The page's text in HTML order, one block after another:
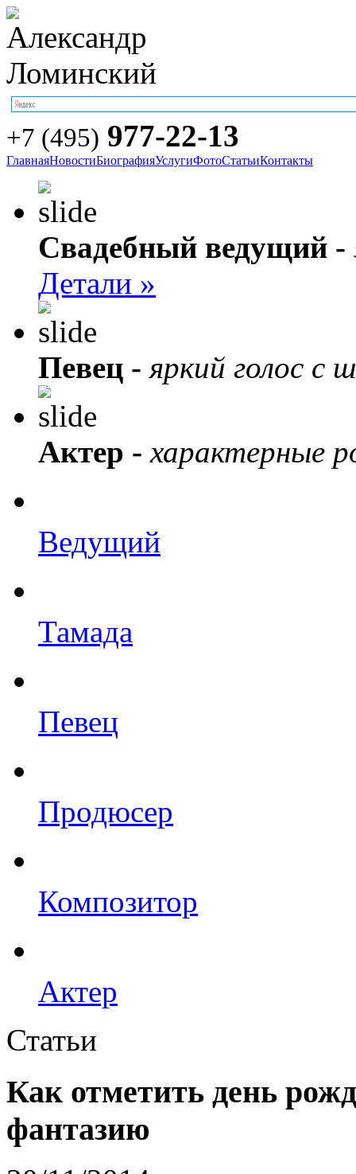
+7 (495) 977-22-13
ГлавнаяНовостиБиографияУслугиФотоСтатьиКонтакты
Свадебный ведущий -
Детали »
Певец - яркий голос с
Актер - характерные
Ведущий
Тамада
Певец
Продюсер
Композитор
Актер
Статьи
Как отметить день
фантазию